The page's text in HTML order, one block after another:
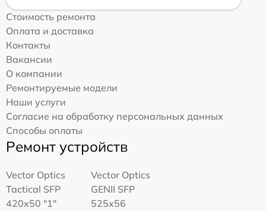
Стоимость ремонта
Оплата и доставка
Контакты
Вакансии
О компании
Ремонтируемые модели
Наши услуги
Согласие на обработку персональных данных
Способы оплаты
Ремонт устройств
Vector Optics
Tactical SFP
420x50 "1"
Vector Optics
GENII SFP
525x56